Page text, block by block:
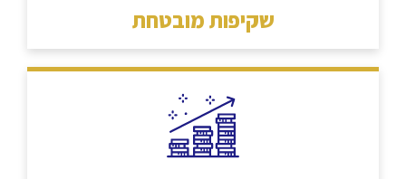
שקיפות מובטחת